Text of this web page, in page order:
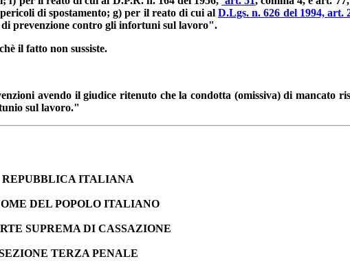
di spostamento; g) per il reato di cui alD.Lgs. n. 626 del 1994, art.
prevenzione contro gli infortuni sul lavoro".
il fatto non sussiste.
avendo il giudice ritenuto che la condotta (omissiva) di mancato
sul lavoro."
REPUBBLICA ITALIANA
DEL POPOLO ITALIANO
SUPREMA DI CASSAZIONE
TERZA PENALE